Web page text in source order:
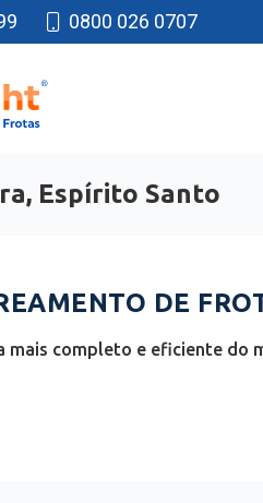
0800 026 0707
Espírito Santo
DE
mais completo e eficiente do